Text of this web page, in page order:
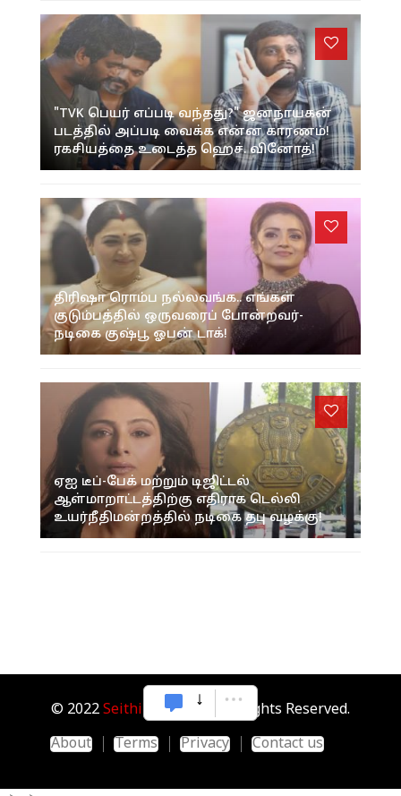
"TVK பெயர் எப்படி வந்தது?" ஜனநாயகன்
படத்தில் அப்படி வைக்க என்ன காரணம்!
ரகசியத்தை உடைத்த ஹெச். வினோத்!
திரிஷா ரொம்ப நல்லவங்க.. எங்கள்
குடும்பத்தில் ஒருவரைப் போன்றவர்-
நடிகை குஷ்பூ ஓபன் டாக்!
ஏஐ டீப்-பேக் மற்றும் டிஜிட்டல்
ஆள்மாறாட்டத்திற்கு எதிராக டெல்லி
உயர்நீதிமன்றத்தில் நடிகை தபு வழக்கு!
© 2022 Seithipunal.com
. All Rights Reserved.
About
Terms Privacy Contact us